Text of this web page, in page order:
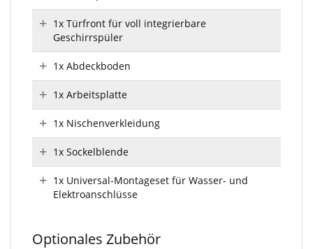
1x Türfront für voll integrierbare
Geschirrspüler
1x Abdeckboden
1x Arbeitsplatte
1x Nischenverkleidung
1x Sockelblende
1x Universal-Montageset für Wasser- und
Elektroanschlüsse
Optionales Zubehör